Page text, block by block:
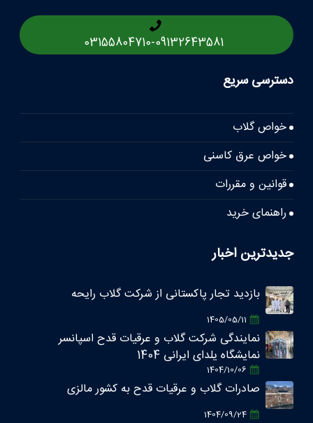
03155804710-09132643581
دسترسی سریع
خواص گلاب
خواص عرق کاسنی
قوانین و مقررات
راهنمای خرید
جدیدترین اخبار
بازدید تجار پاکستانی از شرکت گلاب رایحه
1405/05/11
نمایندگی شرکت گلاب و عرقیات قدح اسپانسر
نمایشگاه یلدای ایرانی 1404
1404/10/06
صادرات گلاب و عرقیات قدح به کشور مالزی
1404/09/24